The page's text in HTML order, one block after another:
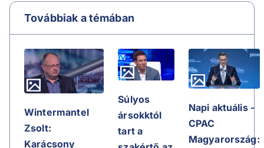
Továbbiak a témában
Wintermantel
Zsolt:
Karácsony
Súlyos
ársokktól
tart a
Napi aktuális -
CPAC
Magyarország: